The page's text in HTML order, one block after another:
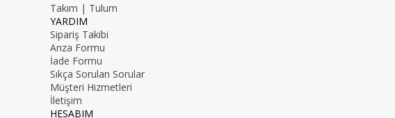
Takım | Tulum
YARDIM
Sipariş Takibi
Arıza Formu
İade Formu
Sıkça Sorulan Sorular
Müşteri Hizmetleri
İletişim
HESABIM